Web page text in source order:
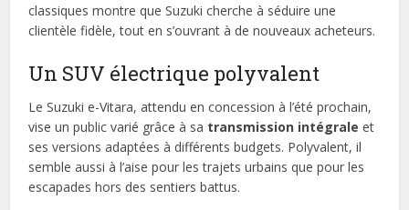
classiques montre que Suzuki cherche à séduire une
clientèle fidèle, tout en s’ouvrant à de nouveaux acheteurs.
Un SUV électrique polyvalent
Le Suzuki e-Vitara, attendu en concession à l’été prochain,
vise un public varié grâce à sa transmission intégrale et
ses versions adaptées à différents budgets. Polyvalent, il
semble aussi à l’aise pour les trajets urbains que pour les
escapades hors des sentiers battus.